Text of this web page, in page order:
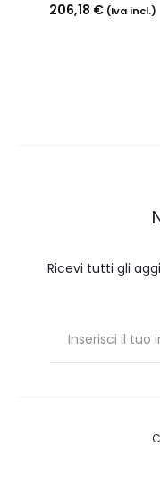
206,18 € (Iva incl.)
Ricevi tutti gli